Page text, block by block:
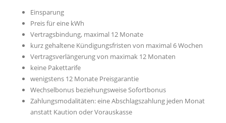
Einsparung
Preis für eine kWh
Vertragsbindung, maximal 12 Monate
kurz gehaltene Kündigungsfristen von maximal 6 Wochen
Vertragsverlängerung von maximak 12 Monaten
keine Pakettarife
wenigstens 12 Monate Preisgarantie
Wechselbonus beziehungsweise Sofortbonus
Zahlungsmodalitäten: eine Abschlagszahlung jeden Monat
anstatt Kaution oder Vorauskasse